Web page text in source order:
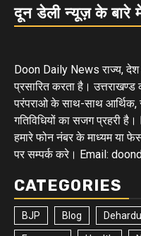
दून डेली न्यूज़ के बारे
Doon Daily News राज्य,
प्रसारित करता है।
परंपराओ के साथ-साथ आर्थिक,
गतिविधियों का सजग प्रहरी
हमारे फोन नंबर के माध्यम या
पर सम्पर्क करे। Email:
CATEGORIES
BJP Blog